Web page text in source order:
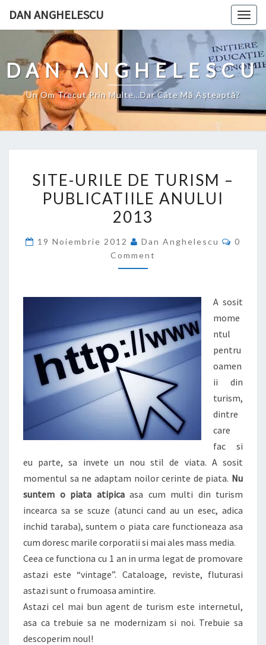
DAN ANGHELESCU
DAN ANGHELESCU
Un Om Trecut Prin Multe…Dar Câte Mă Aşteaptă?
URILE
TURISM
PUBLICATIILE
SITE-URILE DE TURISM –
PUBLICATIILE ANULUI
2013
19 Noiembrie 2012 Dan Anghelescu
0
Comment
A sosit
mome
ntul
pentru
oamen
ii din
turism,
dintre
care
fac si
eu parte, sa invete un nou stil de viata. A sosit
momentul sa ne adaptam noilor cerinte de piata. Nu
suntem o piata atipicaasa cum multi din turism
incearca sa se scuze (atunci cand au un esec, adica
inchid taraba), suntem o piata care functioneaza asa
cum doresc marile corporatii si mai ales mass media.
Ceea ce functiona cu 1 an in urma legat de promovare
astazi este “vintage”. Cataloage, reviste, fluturasi
astazi sunt o frumoasa amintire.
Astazi cel mai bun agent de turism este internetul,
asa ca trebuie sa ne modernizam si noi. Trebuie sa
descoperim noul!